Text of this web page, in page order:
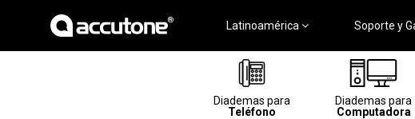
Latinoamérica Soporte y
Diademas para
Teléfono
Diademas para
Computadora